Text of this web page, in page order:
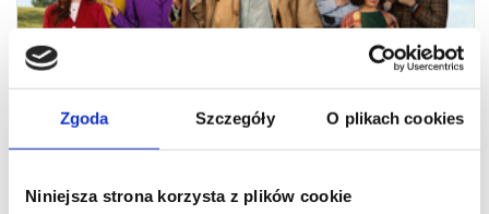
Zgoda Szczegóły O plikach cookies
Niniejsza strona korzysta z plików cookie